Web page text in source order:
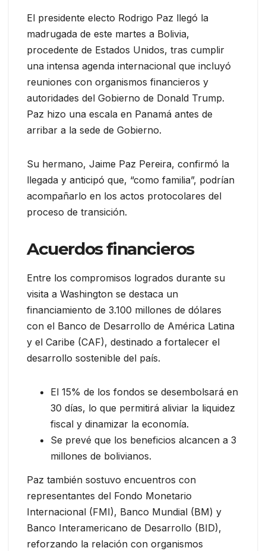
El presidente electo Rodrigo Paz llegó la
madrugada de este martes a Bolivia,
procedente de Estados Unidos, tras cumplir
una intensa agenda internacional que incluyó
reuniones con organismos financieros y
autoridades del Gobierno de Donald Trump.
Paz hizo una escala en Panamá antes de
arribar a la sede de Gobierno.
Su hermano, Jaime Paz Pereira, confirmó la
llegada y anticipó que, “como familia”, podrían
acompañarlo en los actos protocolares del
proceso de transición.
Acuerdos financieros
Entre los compromisos logrados durante su
visita a Washington se destaca un
financiamiento de 3.100 millones de dólares
con el Banco de Desarrollo de América Latina
y el Caribe (CAF), destinado a fortalecer el
desarrollo sostenible del país.
El 15% de los fondos se desembolsará en
30 días, lo que permitirá aliviar la liquidez
fiscal y dinamizar la economía.
Se prevé que los beneficios alcancen a 3
millones de bolivianos.
Paz también sostuvo encuentros con
representantes del Fondo Monetario
Internacional (FMI), Banco Mundial (BM) y
Banco Interamericano de Desarrollo (BID),
reforzando la relación con organismos